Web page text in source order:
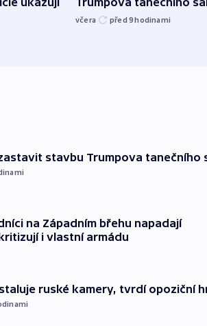
včera před 9hodinami
stavbu Trumpova tanečního
na Západním břehu napadají
i vlastní armádu
ruské kamery, tvrdí opoziční